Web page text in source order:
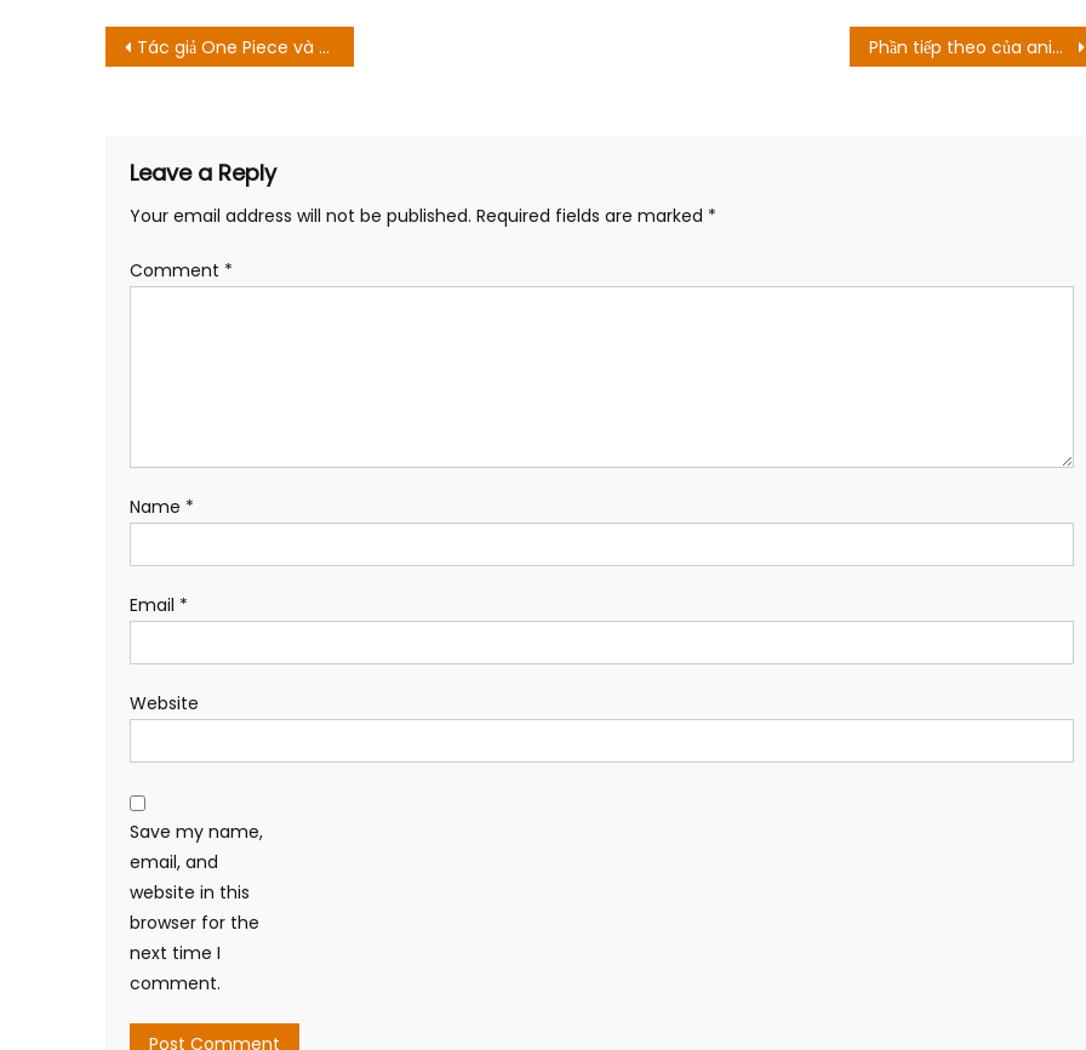
Post
Tác giả One Piece và Conan sẽ có một đặc biệt đối thoại! Phần tiếp theo của anime Nanatsu no Taizai được tiết lộ
Leave a Reply
Your email address will not be published. Required fields are marked *
Comment *
Name *
Email *
Website
Save my name,
email, and
website in this
browser for the
next time I
comment.